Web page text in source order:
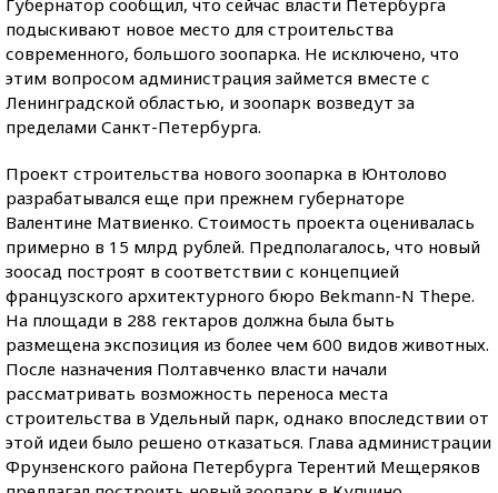
Губернатор сообщил, что сейчас власти Петербурга
подыскивают новое место для строительства
современного, большого зоопарка. Не исключено, что
этим вопросом администрация займется вместе с
Ленинградской областью, и зоопарк возведут за
пределами Санкт-Петербурга.
Проект строительства нового зоопарка в Юнтолово
разрабатывался еще при прежнем губернаторе
Валентине Матвиенко. Стоимость проекта оценивалась
примерно в 15 млрд рублей. Предполагалось, что новый
зоосад построят в соответствии с концепцией
французского архитектурного бюро Bekmann-N Thepe.
На площади в 288 гектаров должна была быть
размещена экспозиция из более чем 600 видов животных.
После назначения Полтавченко власти начали
рассматривать возможность переноса места
строительства в Удельный парк, однако впоследствии от
этой идеи было решено отказаться. Глава администрации
Фрунзенского района Петербурга Терентий Мещеряков